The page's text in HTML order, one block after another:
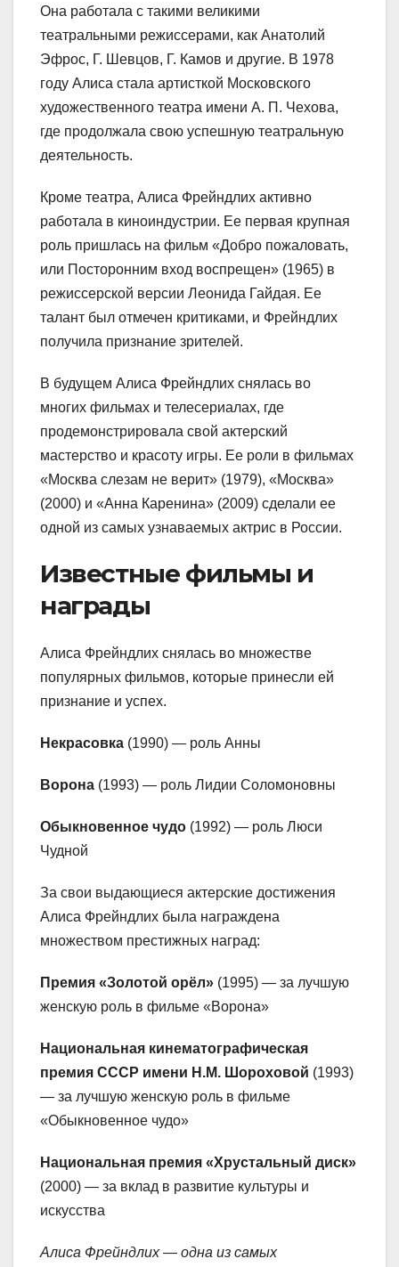
Она работала с такими великими
театральными режиссерами, как Анатолий
Эфрос, Г. Шевцов, Г. Камов и другие. В 1978
году Алиса стала артисткой Московского
художественного театра имени А. П. Чехова,
где продолжала свою успешную театральную
деятельность.
Кроме театра, Алиса Фрейндлих активно
работала в киноиндустрии. Ее первая крупная
роль пришлась на фильм «Добро пожаловать,
или Посторонним вход воспрещен» (1965) в
режиссерской версии Леонида Гайдая. Ее
талант был отмечен критиками, и Фрейндлих
получила признание зрителей.
В будущем Алиса Фрейндлих снялась во
многих фильмах и телесериалах, где
продемонстрировала свой актерский
мастерство и красоту игры. Ее роли в фильмах
«Москва слезам не верит» (1979), «Москва»
(2000) и «Анна Каренина» (2009) сделали ее
одной из самых узнаваемых актрис в России.
Известные фильмы и
награды
Алиса Фрейндлих снялась во множестве
популярных фильмов, которые принесли ей
признание и успех.
Некрасовка (1990) — роль Анны
Ворона (1993) — роль Лидии Соломоновны
Обыкновенное чудо (1992) — роль Люси
Чудной
За свои выдающиеся актерские достижения
Алиса Фрейндлих была награждена
множеством престижных наград:
Премия «Золотой орёл» (1995) — за лучшую
женскую роль в фильме «Ворона»
Национальная кинематографическая
премия СССР имени Н.М. Шороховой (1993)
— за лучшую женскую роль в фильме
«Обыкновенное чудо»
Национальная премия «Хрустальный диск»
(2000) — за вклад в развитие культуры и
искусства
Алиса Фрейндлих — одна из самых